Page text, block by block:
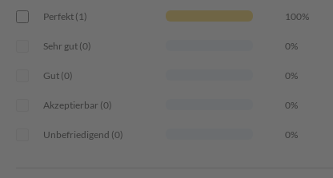
Perfekt (1) 100%
Sehr gut (0) 0%
Gut (0) 0%
Akzeptierbar (0) 0%
Unbefriedigend (0) 0%